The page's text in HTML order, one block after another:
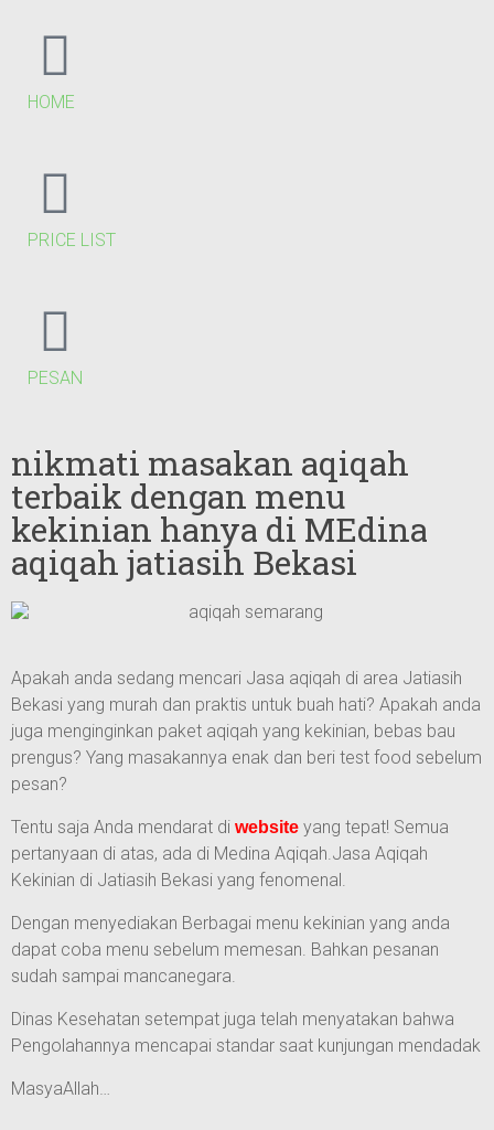
HOME
PRICE LIST
PESAN
nikmati masakan aqiqah
terbaik dengan menu
kekinian hanya di MEdina
aqiqah jatiasih Bekasi
Apakah anda sedang mencari Jasa aqiqah di area Jatiasih
Bekasi yang murah dan praktis untuk buah hati? Apakah anda
juga menginginkan paket aqiqah yang kekinian, bebas bau
prengus? Yang masakannya enak dan beri test food sebelum
pesan?
Tentu saja Anda mendarat di website yang tepat! Semua
pertanyaan di atas, ada di Medina Aqiqah.Jasa Aqiqah
Kekinian di Jatiasih Bekasi yang fenomenal.
Dengan menyediakan Berbagai menu kekinian yang anda
dapat coba menu sebelum memesan. Bahkan pesanan
sudah sampai mancanegara.
Dinas Kesehatan setempat juga telah menyatakan bahwa
Pengolahannya mencapai standar saat kunjungan mendadak
MasyaAllah…